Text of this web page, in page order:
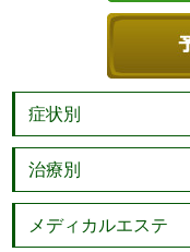
症状別
治療別
メディカルエステ